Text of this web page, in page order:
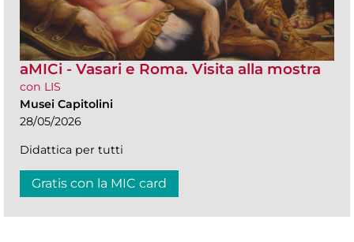
aMICi - Vasari e Roma. Visita alla mostra
con LIS
Musei Capitolini
28/05/2026
Didattica per tutti
Gratis con la MIC card